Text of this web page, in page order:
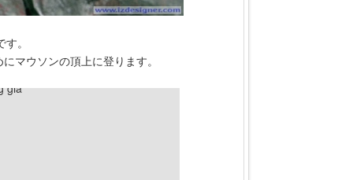
。
マウソンの頂上に登ります。